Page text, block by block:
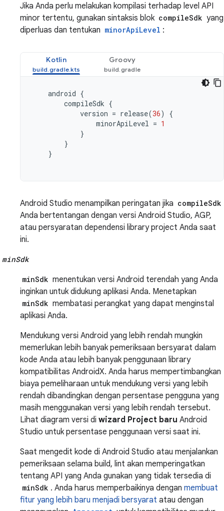
Jika Anda perlu melakukan kompilasi terhadap level API
minor tertentu, gunakan sintaksis blok compileSdk yang
diperluas dan tentukan minorApiLevel :
Kotlin Groovy
android {
compileSdk {
version = release(36)
{
minorApiLevel = 1
}
}
}
Android Studio menampilkan peringatan jika compileSdk
Anda bertentangan dengan versi Android Studio, AGP,
atau persyaratan dependensi library project Anda saat
ini.
minSdk
minSdk menentukan versi Android terendah yang Anda
inginkan untuk didukung aplikasi Anda. Menetapkan
minSdk membatasi perangkat yang dapat menginstal
aplikasi Anda.
Mendukung versi Android yang lebih rendah mungkin
memerlukan lebih banyak pemeriksaan bersyarat dalam
kode Anda atau lebih banyak penggunaan library
kompatibilitas AndroidX. Anda harus mempertimbangkan
biaya pemeliharaan untuk mendukung versi yang lebih
rendah dibandingkan dengan persentase pengguna yang
masih menggunakan versi yang lebih rendah tersebut.
Lihat diagram versi di wizard Project baru Android
Studio untuk persentase penggunaan versi saat ini.
Saat mengedit kode di Android Studio atau menjalankan
pemeriksaan selama build, lint akan memperingatkan
tentang API yang Anda gunakan yang tidak tersedia di
minSdk . Anda harus memperbaikinya dengan membuat
fitur yang lebih baru menjadi bersyarat atau dengan